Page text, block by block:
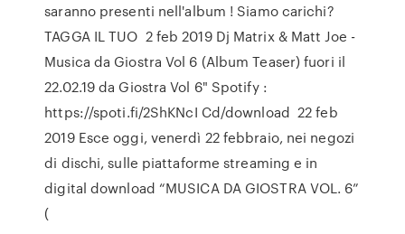
saranno presenti nell'album ! Siamo carichi?
TAGGA IL TUO 2 feb 2019 Dj Matrix & Matt Joe -
Musica da Giostra Vol 6 (Album Teaser) fuori il
22.02.19 da Giostra Vol 6" Spotify :
https://spoti.fi/2ShKNcI Cd/download 22 feb
2019 Esce oggi, venerdì 22 febbraio, nei negozi
di dischi, sulle piattaforme streaming e in
digital download “MUSICA DA GIOSTRA VOL. 6”
(